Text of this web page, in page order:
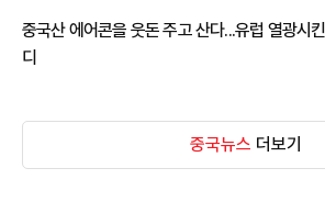
중국산 에어콘을 웃돈 주고 산다...유럽 열광시
디
중국뉴스 더보기